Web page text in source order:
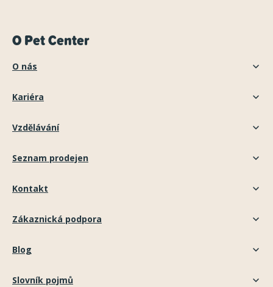
O Pet Center
O nás
Kariéra
Vzdělávání
Seznam prodejen
Kontakt
Zákaznická podpora
Blog
Slovník pojmů